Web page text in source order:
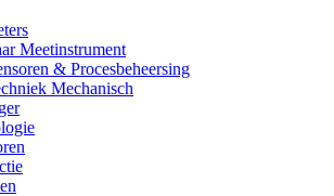
Meetinstrument
& Procesbeheersing
Mechanisch